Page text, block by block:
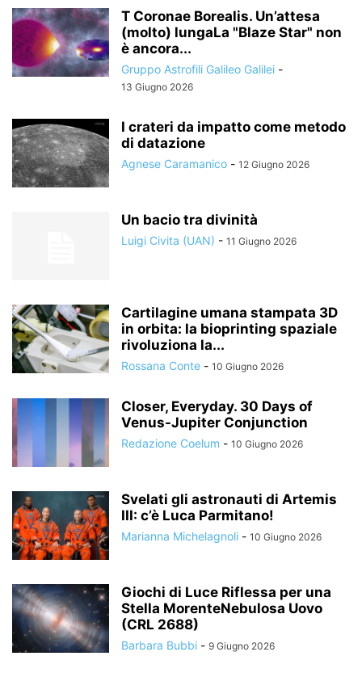
T Coronae Borealis. Un’attesa
(molto) lungaLa "Blaze Star" non
è ancora...
Gruppo Astrofili Galileo Galilei -
13 Giugno 2026
I crateri da impatto come metodo
di datazione
Agnese Caramanico - 12 Giugno 2026
Un bacio tra divinità
Luigi Civita (UAN) - 11 Giugno 2026
Cartilagine umana stampata 3D
in orbita: la bioprinting spaziale
rivoluziona la...
Rossana Conte - 10 Giugno 2026
Closer, Everyday. 30 Days of
Venus-Jupiter Conjunction
Redazione Coelum - 10 Giugno 2026
Svelati gli astronauti di Artemis
III: c’è Luca Parmitano!
Marianna Michelagnoli - 10 Giugno 2026
Giochi di Luce Riflessa per una
Stella MorenteNebulosa Uovo
(CRL 2688)
Barbara Bubbi - 9 Giugno 2026